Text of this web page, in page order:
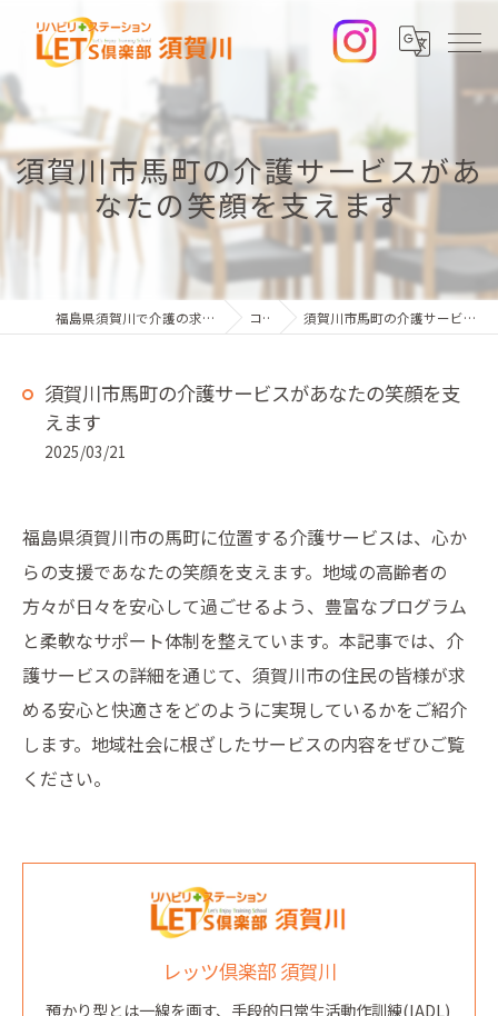
須賀川市馬町の介護サービスがあ
なたの笑顔を支えます
福島県須賀川で介護の求人ならレッツ倶楽部 須賀川 コラム 須賀川市馬町の介護サービスがあなたの笑顔を支えます
須賀川市馬町の介護サービスがあなたの笑顔を支
えます
2025/03/21
福島県須賀川市の馬町に位置する介護サービスは、心か
らの支援であなたの笑顔を支えます。地域の高齢者の
方々が日々を安心して過ごせるよう、豊富なプログラム
と柔軟なサポート体制を整えています。本記事では、介
護サービスの詳細を通じて、須賀川市の住民の皆様が求
める安心と快適さをどのように実現しているかをご紹介
します。地域社会に根ざしたサービスの内容をぜひご覧
ください。
レッツ倶楽部 須賀川
預かり型とは一線を画す、手段的日常生活動作訓練(IADL)